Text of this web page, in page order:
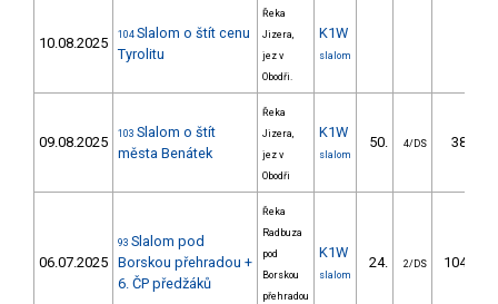
10.08.2025 104 Slalom o štít cenu
Tyrolitu
Řeka
Jizera,
jez v
Obodři.
K1W
slalom
09.08.2025 103 Slalom o štít
města Benátek
Řeka
Jizera,
jez v
Obodři
K1W
slalom
50. 4/DS 38.64
06.07.2025
93 Slalom pod
Borskou přehradou +
6. ČP předžáků
Řeka
Radbuza
pod
Borskou
přehradou
K1W
slalom
24. 2/DS 104.78